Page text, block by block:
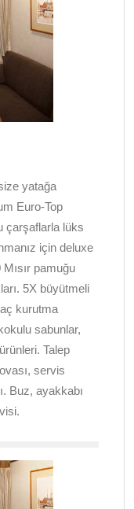
yatağa
Euro-Top
çarşaflarla lüks
için deluxe
pamuğu
5X büyütmeli
kurutma
sabunlar,
Talep
servis
Buz, ayakkabı